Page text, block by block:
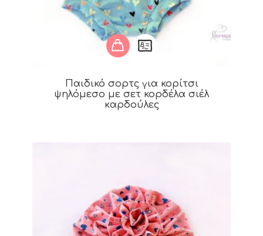
Παιδικό σορτς για κορίτσι
ψηλόμεσο με σετ κορδέλα σιέλ
καρδούλες